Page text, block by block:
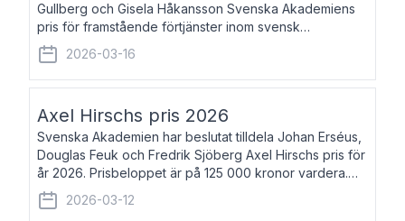
Gullberg och Gisela Håkansson Svenska Akademiens
pris för framstående förtjänster inom svensk
språkforskning och språkvård till minne av Carl Gabriel
och Karin Forsberg för år 2026. Prissumma
2026-03-16
Axel Hirschs pris 2026
Svenska Akademien har beslutat tilldela Johan Erséus,
Douglas Feuk och Fredrik Sjöberg Axel Hirschs pris för
år 2026. Prisbeloppet är på 125 000 kronor vardera.
Johan Erséus, född 1959, är fackboksförfattare och
journalist med mångårigt för
2026-03-12